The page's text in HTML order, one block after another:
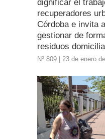
dignificar el
recuperadores
Córdoba e invita
gestionar de
residuos
Nº 809 | 23 de enero